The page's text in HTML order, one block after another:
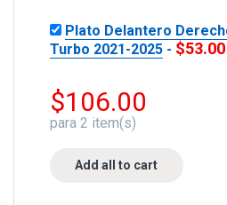
Plato Delantero
Turbo 2021-2025 - $53.00
$106.00
para 2 item(s)
Add all to cart